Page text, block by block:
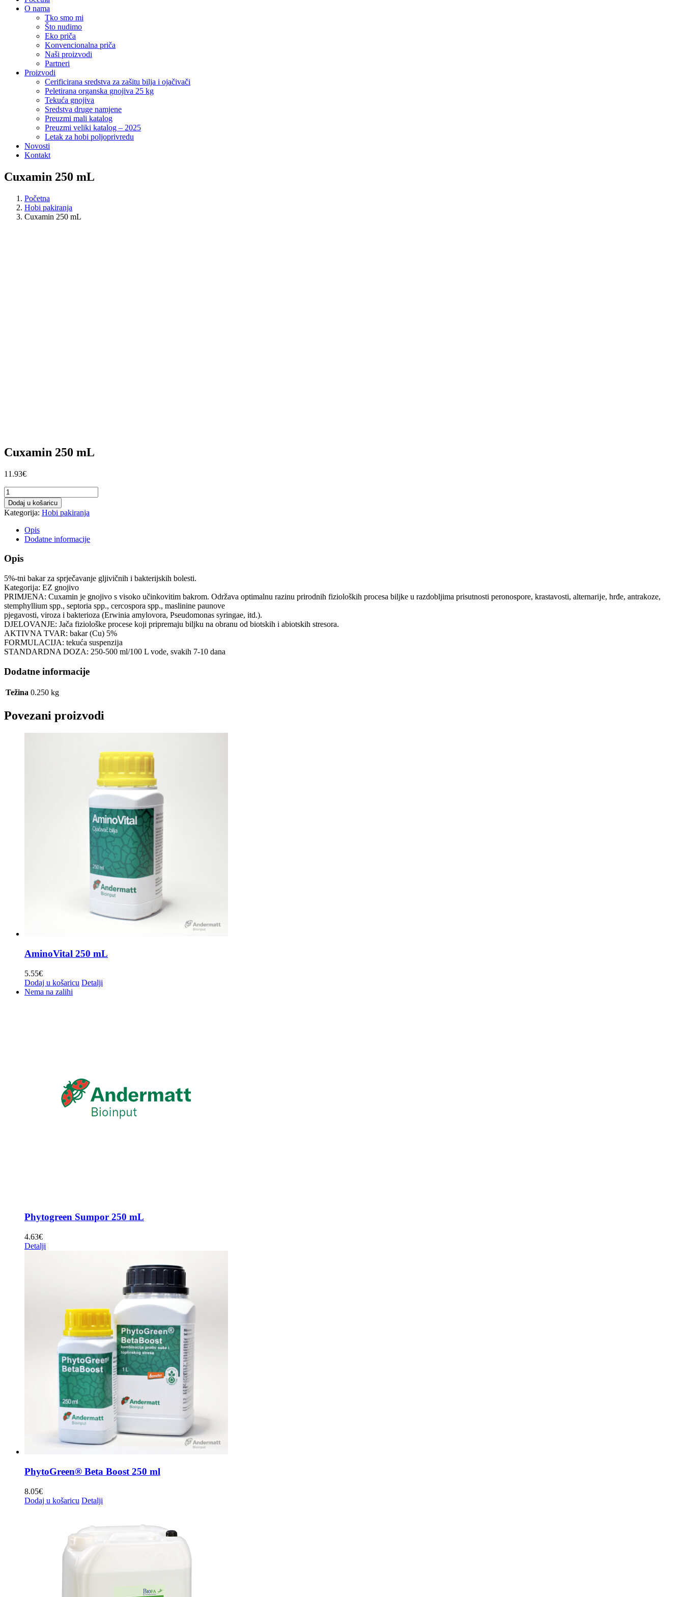
O nama
Tko smo mi
Što nudimo
Eko priča
Konvencionalna priča
Naši proizvodi
Partneri
Proizvodi
Cerificirana sredstva za zašitu bilja i ojačivači
Peletirana organska gnojiva 25 kg
Tekuća gnojiva
Sredstva druge namjene
Preuzmi mali katalog
Preuzmi veliki katalog – 2025
Letak za hobi poljoprivredu
Novosti
Kontakt
Cuxamin 250 mL
Početna
Hobi pakiranja
Cuxamin 250 mL
Cuxamin 250 mL
11.93€
Cuxamin
250
mL
količina
Dodaj u košaricu
Kategorija: Hobi pakiranja
Opis
Dodatne informacije
Opis
5%-tni bakar za sprječavanje gljivičnih i bakterijskih bolesti.
Kategorĳa: EZ gnojivo
PRIMJENA: Cuxamin je gnojivo s visoko učinkovitim bakrom. Održava optimalnu razinu prirodnih fizioloških procesa biljke u razdobljima prisutnosti peronospore, krastavosti, alternarĳe, hrđe, antrakoze,
stemphyllium spp., septoria spp., cercospora spp., maslinine paunove
pjegavosti, viroza i bakterioza (Erwinia amylovora, Pseudomonas syringae, itd.).
DJELOVANJE: Jača fiziološke procese koji pripremaju biljku na obranu od biotskih i abiotskih stresora.
AKTIVNA TVAR: bakar (Cu) 5%
FORMULACĲA: tekuća suspenzĳa
STANDARDNA DOZA: 250-500 ml/100 L vode, svakih 7-10 dana
Dodatne informacije
Težina 0.250 kg
Povezani proizvodi
AminoVital 250 mL
5.55€
Dodaj u košaricu Detalji
Nema na zalihi
Phytogreen Sumpor 250 mL
4.63€
Detalji
PhytoGreen® Beta Boost 250 ml
8.05€
Dodaj u košaricu Detalji